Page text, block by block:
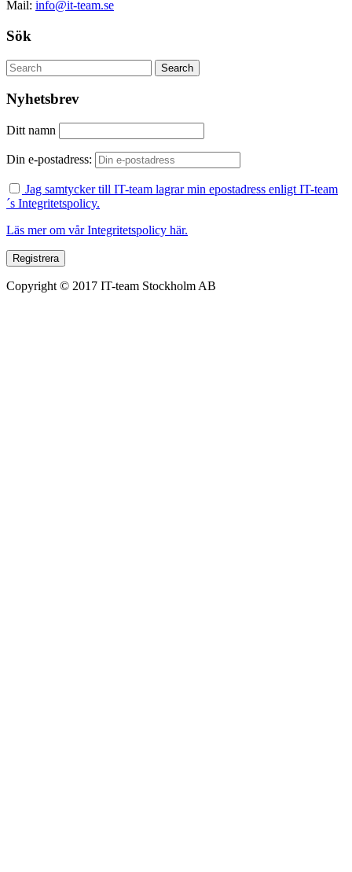
Mail: info@it-team.se
Sök
Nyhetsbrev
Ditt namn
Din e-postadress:
Jag samtycker till IT-team lagrar min epostadress enligt IT-team
´s Integritetspolicy.
Läs mer om vår Integritetspolicy här.
Copyright © 2017 IT-team Stockholm AB